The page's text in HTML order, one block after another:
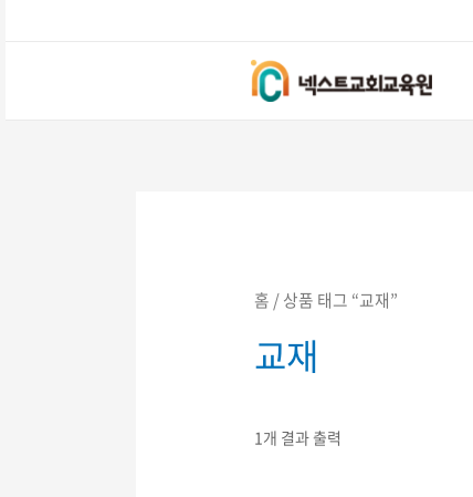
홈 / 상품 태그 “교재”
교재
1개 결과 출력